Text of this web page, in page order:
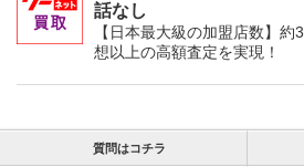
話なし
【日本最大級の加盟店数】
想以上の高額査定を実現！
質問はコチラ